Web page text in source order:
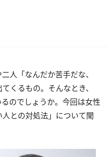
人「なんだか苦手だな、
くるもの。そんなとき、
のでしょうか。今回は女性
との対処法」について聞